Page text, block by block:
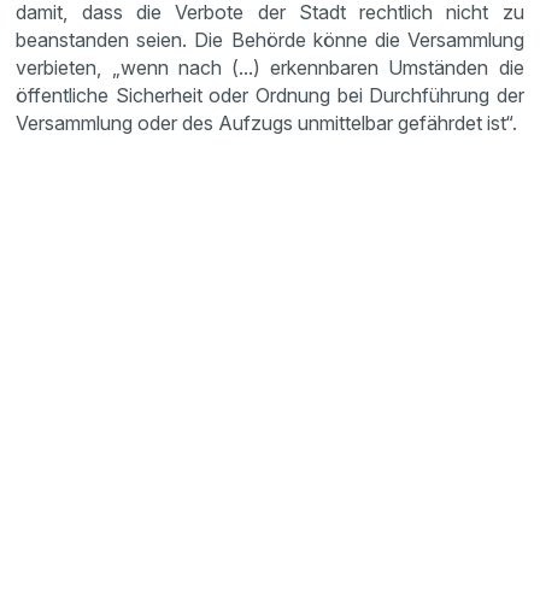
damit, dass die Verbote der Stadt rechtlich nicht zu
beanstanden seien. Die Behörde könne die Versammlung
verbieten, „wenn nach (...) erkennbaren Umständen die
öffentliche Sicherheit oder Ordnung bei Durchführung der
Versammlung oder des Aufzugs unmittelbar gefährdet ist“.